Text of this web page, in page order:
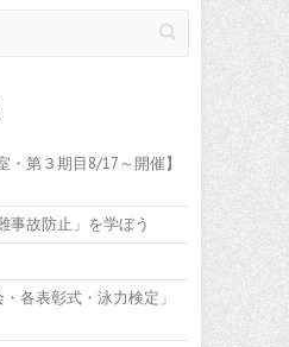
・第３期目8/17～開催】
事故防止」を学ぼう
各表彰式・泳力検定」